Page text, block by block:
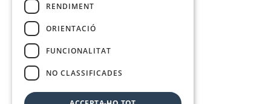
RENDIMENT
ORIENTACIÓ
FUNCIONALITAT
NO CLASSIFICADES